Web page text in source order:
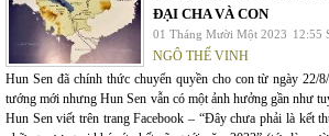
ĐẠI CHA VÀ CON
01 Tháng Mười Một 2023 12:55
NGÔ THẾ VINH
Hun Sen đã chính thức chuyển quyền cho con từ ngày 22/
tướng mới nhưng Hun Sen vẫn có một ảnh hưởng gần như
Hun Sen viết trên trang Facebook – “Đây chưa phải là kết